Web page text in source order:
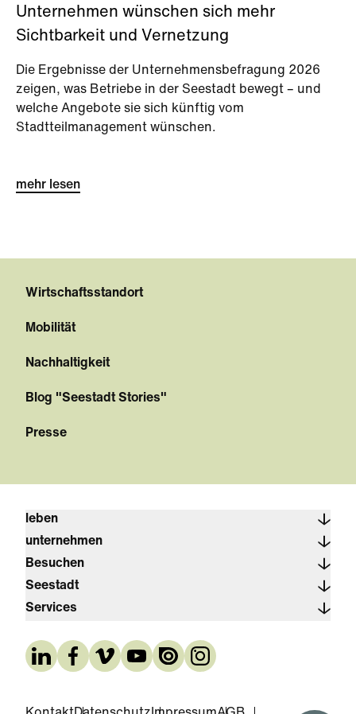
Unternehmen wünschen sich mehr
Sichtbarkeit und Vernetzung
Die Ergebnisse der Unternehmensbefragung 2026
zeigen, was Betriebe in der Seestadt bewegt – und
welche Angebote sie sich künftig vom
Stadtteilmanagement wünschen.
mehr lesen
Wirtschaftsstandort
Mobilität
Nachhaltigkeit
Blog "Seestadt Stories"
Presse
leben
unternehmen
Besuchen
Seestadt
Services